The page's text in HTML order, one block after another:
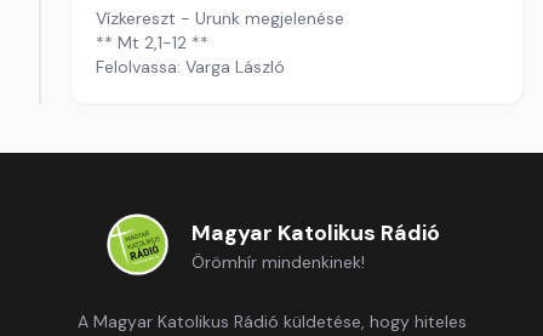
Vízkereszt - Urunk megjelenése
** Mt 2,1-12 **
Felolvassa: Varga László
Magyar Katolikus Rádió
Örömhír mindenkinek!
A Magyar Katolikus Rádió küldetése, hogy hiteles